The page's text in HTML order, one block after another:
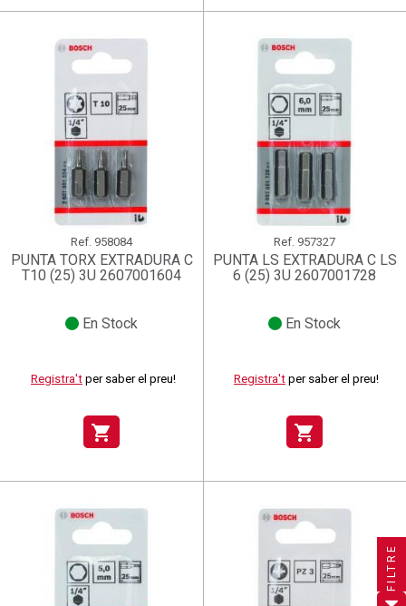
Afegir a la llista de desitjos×
Crear una llista de desitjos
Nom de la llista de desitjos
((title)) ×
Connectar-se
Cal que connecteu per a desar els productes a la vostra
((title)) ×
((title)) ×
Ref. 958084
PUNTA TORX EXTRADURA C
T10 (25) 3U 2607001604
En Stock
Registra't per saber el preu!
shopping_cart
Ref. 957327
PUNTA LS EXTRADURA C LS
6 (25) 3U 2607001728
En Stock
Registra't per saber el preu!
shopping_cart
FILTRE